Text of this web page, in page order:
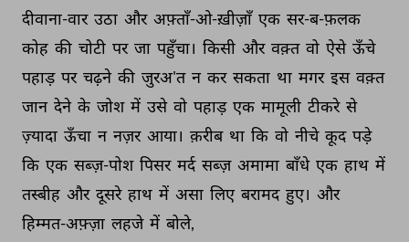
दीवाना-वार उठा और अफ़्ताँ-ओ-ख़ीज़ाँ एक सर-ब-फ़लक
कोह की चोटी पर जा पहुँचा। किसी और वक़्त वो ऐसे ऊँचे
पहाड़ पर चढ़ने की जुरअ'त न कर सकता था मगर इस वक़्त
जान देने के जोश में उसे वो पहाड़ एक मामूली टीकरे से
ज़्यादा ऊँचा न नज़र आया। क़रीब था कि वो नीचे कूद पड़े
कि एक सब्ज़-पोश पिसर मर्द सब्ज़ अमामा बाँधे एक हाथ में
तस्बीह और दूसरे हाथ में असा लिए बरामद हुए। और
हिम्मत-अफ़्ज़ा लहजे में बोले,